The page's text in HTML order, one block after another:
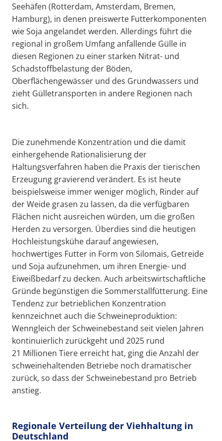
Seehäfen (Rotterdam, Amsterdam, Bremen,
Hamburg), in denen preiswerte Futterkomponenten
wie Soja angelandet werden. Allerdings führt die
regional in großem Umfang anfallende Gülle in
diesen Regionen zu einer starken Nitrat- und
Schadstoffbelastung der Böden,
Oberflächengewässer und des Grundwassers und
zieht Gülletransporten in andere Regionen nach
sich.
Die zunehmende Konzentration und die damit
einhergehende Rationalisierung der
Haltungsverfahren haben die Praxis der tierischen
Erzeugung gravierend verändert. Es ist heute
beispielsweise immer weniger möglich, Rinder auf
der Weide grasen zu lassen, da die verfügbaren
Flächen nicht ausreichen würden, um die großen
Herden zu versorgen. Überdies sind die heutigen
Hochleistungskühe darauf angewiesen,
hochwertiges Futter in Form von Silomais, Getreide
und Soja aufzunehmen, um ihren Energie- und
Eiweißbedarf zu decken. Auch arbeitswirtschaftliche
Gründe begünstigen die Sommerstallfütterung. Eine
Tendenz zur betrieblichen Konzentration
kennzeichnet auch die Schweineproduktion:
Wenngleich der Schweinebestand seit vielen Jahren
kontinuierlich zurückgeht und 2025 rund
21 Millionen Tiere erreicht hat, ging die Anzahl der
schweinehaltenden Betriebe noch dramatischer
zurück, so dass der Schweinebestand pro Betrieb
anstieg.
Regionale Verteilung der Viehhaltung in
Deutschland